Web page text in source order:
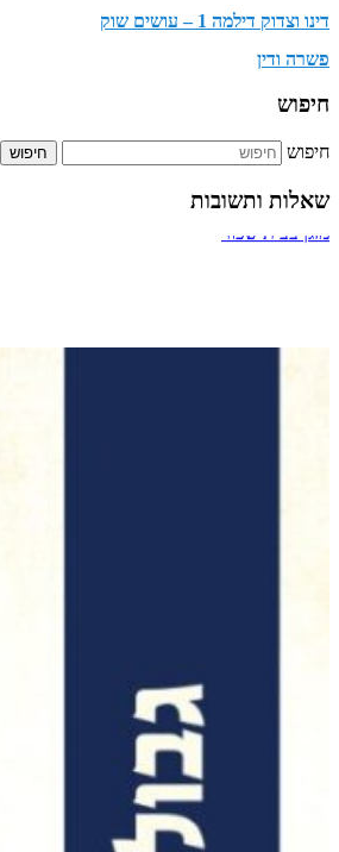
דינו וצדוק דילמה 1 – עושים שוק
פשרה ודין
חיפוש
חיפוש
שאלות ותשובות